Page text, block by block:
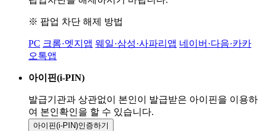
※ 팝업 차단 해제 방법
PC 크롬·엣지앱 웨일·삼성·사파리앱 네이버·다음·카카
오톡앱
아이핀(i-PIN)
발급기관과 상관없이 본인이 발급받은 아이핀을 이용하
여 본인확인을 할 수 있습니다.
아이핀(i-PIN)인증하기